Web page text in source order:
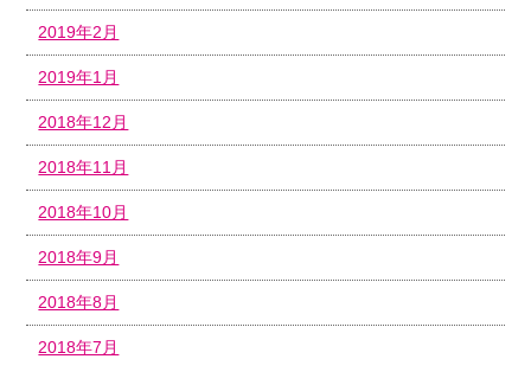
2019年2月
2019年1月
2018年12月
2018年11月
2018年10月
2018年9月
2018年8月
2018年7月